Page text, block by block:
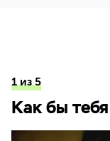
1 из 5
Как бы